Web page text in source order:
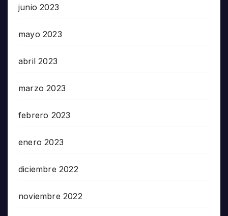
junio 2023
mayo 2023
abril 2023
marzo 2023
febrero 2023
enero 2023
diciembre 2022
noviembre 2022